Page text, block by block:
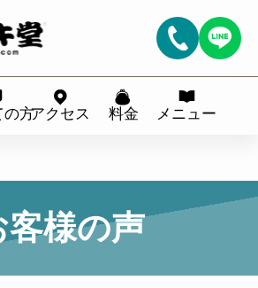
の方アクセス 料金 メニュー
客様の声